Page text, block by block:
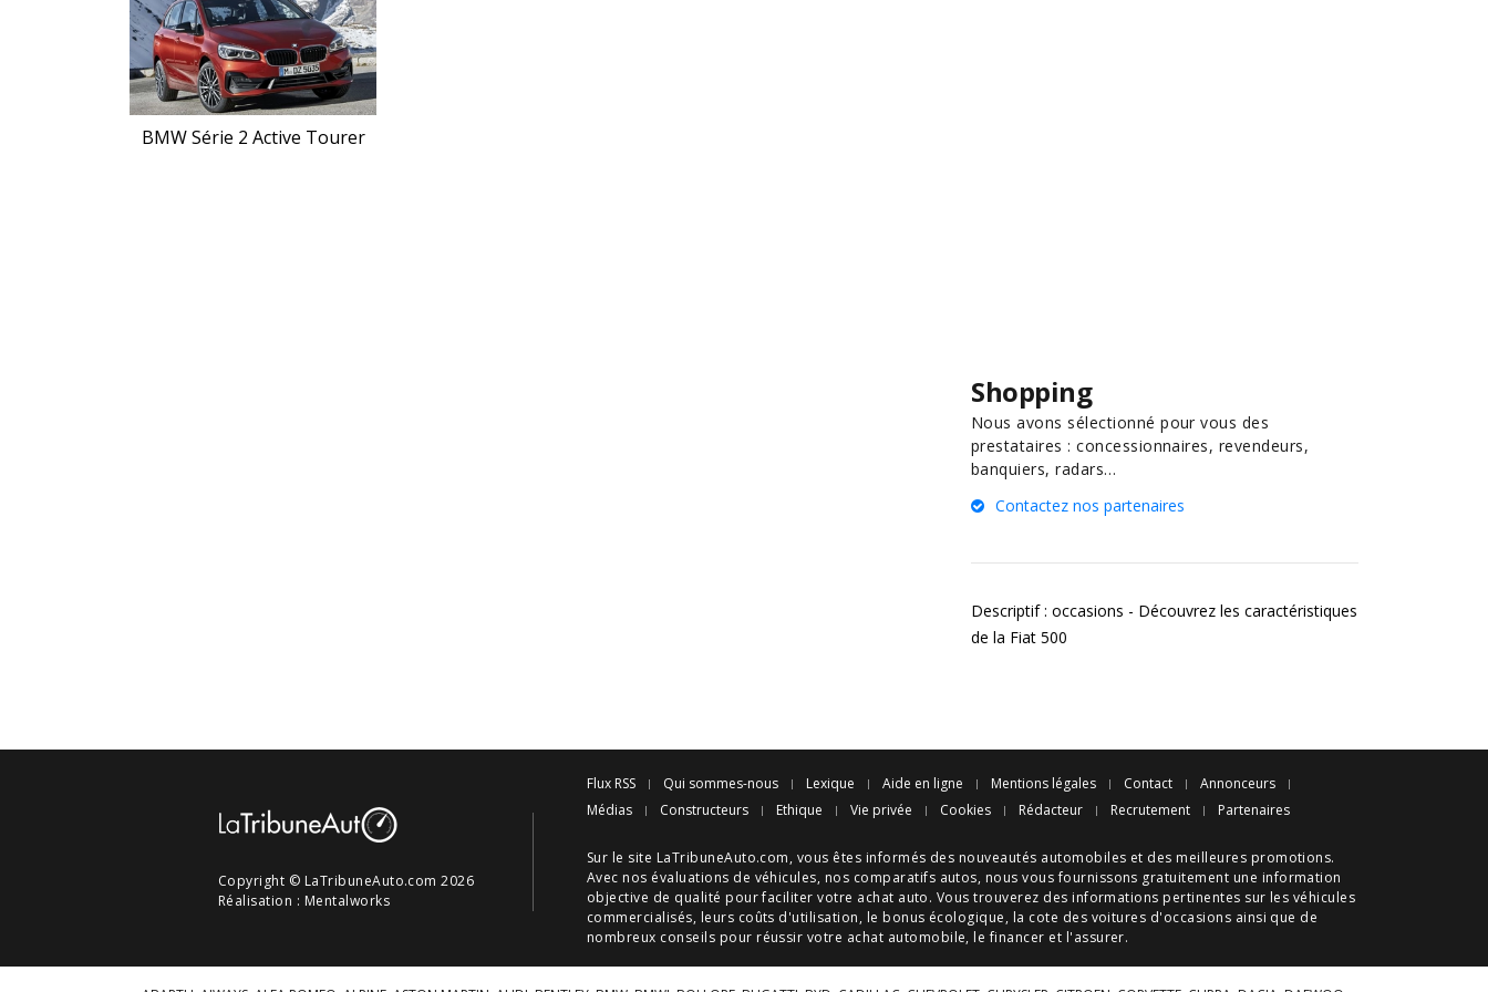
BMW Série 2 Active Tourer
Shopping
Nous avons sélectionné pour vous des
prestataires : concessionnaires, revendeurs,
banquiers, radars…
Contactez nos partenaires
Descriptif : occasions - Découvrez les caractéristiques
de la Fiat 500
Copyright © LaTribuneAuto.com 2026
Réalisation : Mentalworks
Flux RSS Qui sommes-nous Lexique Aide en ligne Mentions légales Contact
Annonceurs
Médias
Constructeurs Ethique Vie privée Cookies Rédacteur Recrutement Partenaires
Sur le site LaTribuneAuto.com, vous êtes informés des nouveautés automobiles et des meilleures promotions.
Avec nos évaluations de véhicules, nos comparatifs autos, nous vous fournissons gratuitement une information
objective de qualité pour faciliter votre achat auto. Vous trouverez des informations pertinentes sur les véhicules
commercialisés, leurs coûts d'utilisation, le bonus écologique, la cote des voitures d'occasions ainsi que de
nombreux conseils pour réussir votre achat automobile, le financer et l'assurer.